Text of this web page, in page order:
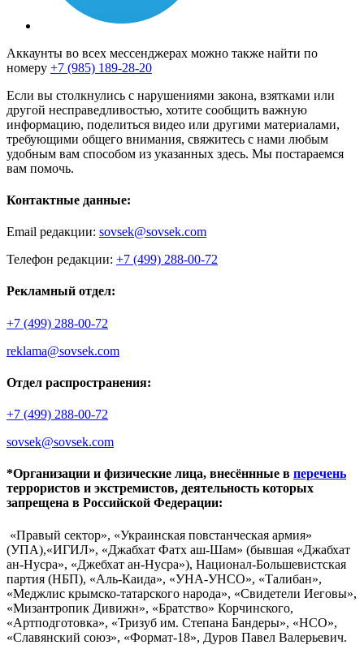
Аккаунты во всех мессенджерах можно также найти по
номеру +7 (985) 189-28-20
Если вы столкнулись с нарушениями закона, взятками или
другой несправедливостью, хотите сообщить важную
информацию, поделиться видео или другими материалами,
требующими общего внимания, свяжитесь с нами любым
удобным вам способом из указанных здесь. Мы постараемся
вам помочь.
Контактные данные:
Email редакции: sovsek@sovsek.com
Телефон редакции: +7 (499) 288-00-72
Рекламный отдел:
+7 (499) 288-00-72
reklama@sovsek.com
Отдел распространения:
+7 (499) 288-00-72
sovsek@sovsek.com
*Организации и физические лица, внесённные в перечень
террористов и экстремистов, деятельность которых
запрещена в Российской Федерации:
«Правый сектор», «Украинская повстанческая армия»
(УПА),«ИГИЛ», «Джабхат Фатх аш-Шам» (бывшая «Джабхат
ан-Нусра», «Джебхат ан-Нусра»), Национал-Большевистская
партия (НБП), «Аль-Каида», «УНА-УНСО», «Талибан»,
«Меджлис крымско-татарского народа», «Свидетели Иеговы»,
«Мизантропик Дивижн», «Братство» Корчинского,
«Артподготовка», «Тризуб им. Степана Бандеры», «НСО»,
«Славянский союз», «Формат-18», Дуров Павел Валерьевич.